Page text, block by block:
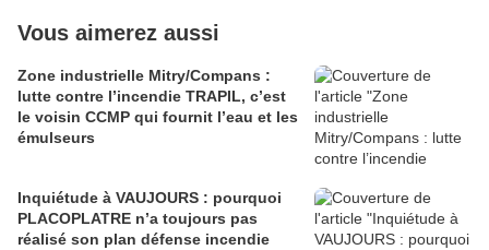
Vous aimerez aussi
Zone industrielle Mitry/Compans :
lutte contre l’incendie TRAPIL, c’est
le voisin CCMP qui fournit l’eau et les
émulseurs
Inquiétude à VAUJOURS : pourquoi
PLACOPLATRE n’a toujours pas
réalisé son plan défense incendie